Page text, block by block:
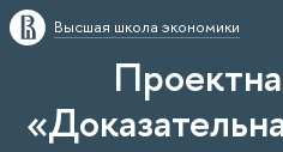
Высшая школа экономики